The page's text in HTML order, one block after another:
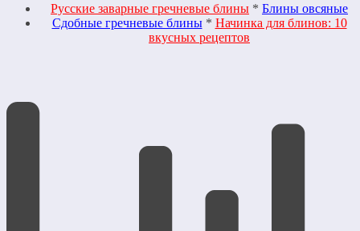
Русские заварные гречневые блины * Блины овсяные
Сдобные гречневые блины* Начинка для блинов: 10
вкусных рецептов